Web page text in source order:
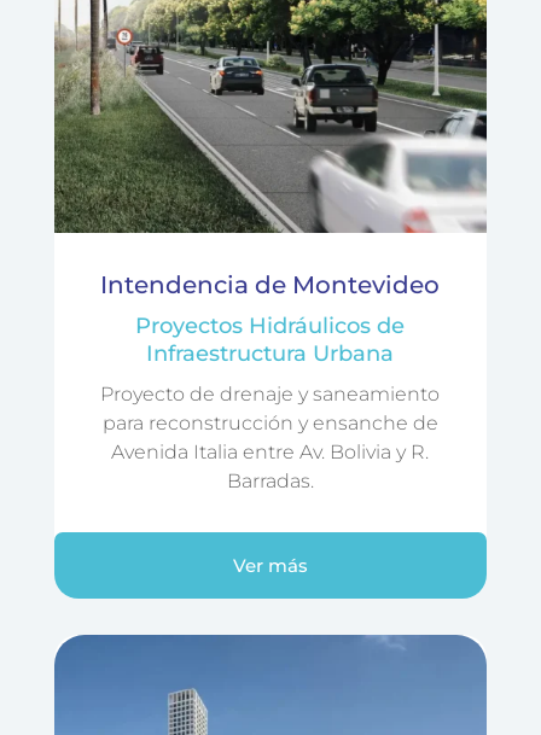
Intendencia de Montevideo
Proyectos Hidráulicos de
Infraestructura Urbana
Proyecto de drenaje y saneamiento
para reconstrucción y ensanche de
Avenida Italia entre Av. Bolivia y R.
Barradas.
Ver más